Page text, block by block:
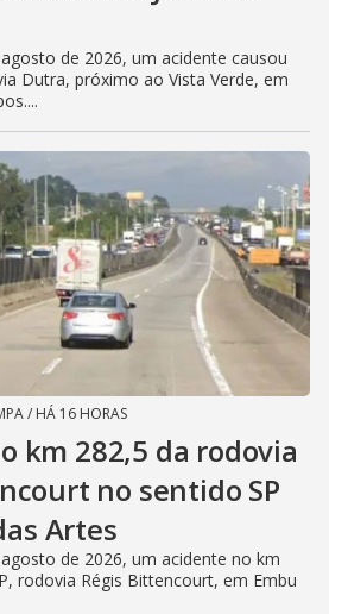
de 2026, um acidente causou
Dutra, próximo ao Vista Verde, em
/ HÁ 16 HORAS
km 282,5 da rodovia
no sentido SP
Artes
de 2026, um acidente no km
rodovia Régis Bittencourt, em Embu